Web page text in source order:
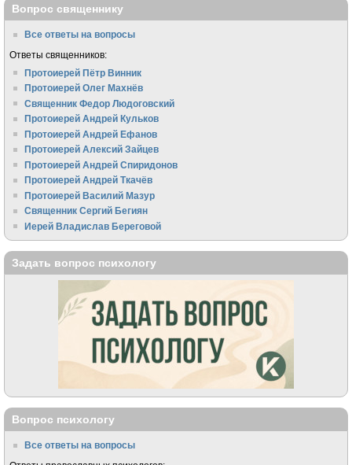
Вопрос священнику
Все ответы на вопросы
Ответы священников:
Протоиерей Пётр Винник
Протоиерей Олег Махнёв
Священник Федор Людоговский
Протоиерей Андрей Кульков
Протоиерей Андрей Ефанов
Протоиерей Алексий Зайцев
Протоиерей Андрей Спиридонов
Протоиерей Андрей Ткачёв
Протоиерей Василий Мазур
Священник Сергий Бегиян
Иерей Владислав Береговой
Задать вопрос психологу
Вопрос психологу
Все ответы на вопросы